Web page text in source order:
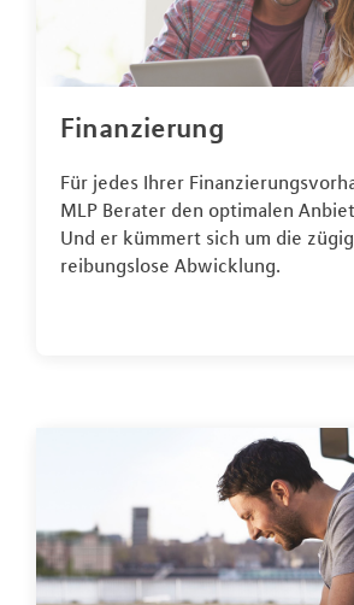
Finanzierung
Für jedes Ihrer
MLP Berater den optimalen
Und er kümmert sich um die
reibungslose Abwicklung.